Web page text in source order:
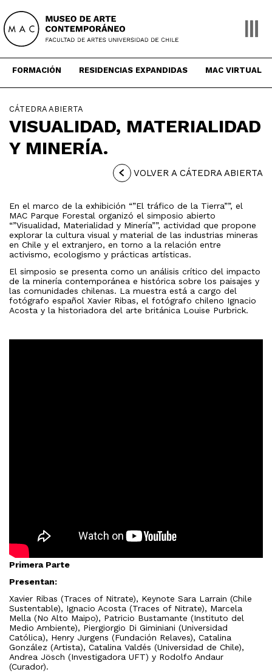
content
FORMACIÓN RESIDENCIAS EXPANDIDAS MAC VIRTUAL
CÁTEDRA ABIERTA
VISUALIDAD, MATERIALIDAD
Y MINERÍA.
VOLVER A CÁTEDRA ABIERTA
En el marco de la exhibición “”El tráfico de la Tierra””, el
MAC Parque Forestal organizó el simposio abierto
“”Visualidad, Materialidad y Minería””, actividad que propone
explorar la cultura visual y material de las industrias mineras
en Chile y el extranjero, en torno a la relación entre
activismo, ecologismo y prácticas artísticas.
El simposio se presenta como un análisis crítico del impacto
de la minería contemporánea e histórica sobre los paisajes y
las comunidades chilenas. La muestra está a cargo del
fotógrafo español Xavier Ribas, el fotógrafo chileno Ignacio
Acosta y la historiadora del arte británica Louise Purbrick.
Primera Parte
Presentan:
Xavier Ribas (Traces of Nitrate), Keynote Sara Larrain (Chile
Sustentable), Ignacio Acosta (Traces of Nitrate), Marcela
Mella (No Alto Maipo), Patricio Bustamante (Instituto del
Medio Ambiente), Piergiorgio Di Giminiani (Universidad
Católica), Henry Jurgens (Fundación Relaves), Catalina
González (Artista), Catalina Valdés (Universidad de Chile),
Andrea Jösch (Investigadora UFT) y Rodolfo Andaur
(Curador).